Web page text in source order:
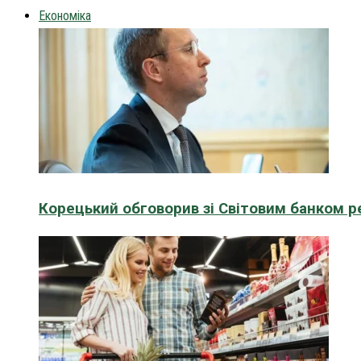
Економіка
Корецький обговорив зі Світовим банком